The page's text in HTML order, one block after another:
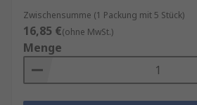
Zwischensumme (1 Packung mit 5 Stück)
16,85 €(ohne MwSt.)
Menge